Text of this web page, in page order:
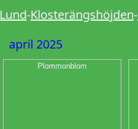
Lund-Klosterängshöjden-
april 2025
Plommonblom